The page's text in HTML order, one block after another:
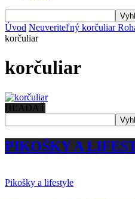
Úvod Neuveriteľný korčuliar
korčuliar
korčuliar
HĽADAŤ
PIKOŠKY A
Pikošky a lifestyle